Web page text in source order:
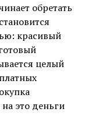
обретать
красивый
целый
это деньги